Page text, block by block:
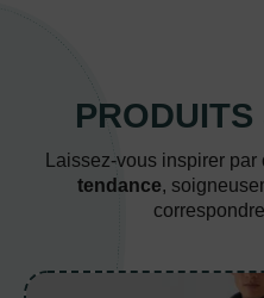
PRODUITS
Laissez-vous inspirer par
tendance,